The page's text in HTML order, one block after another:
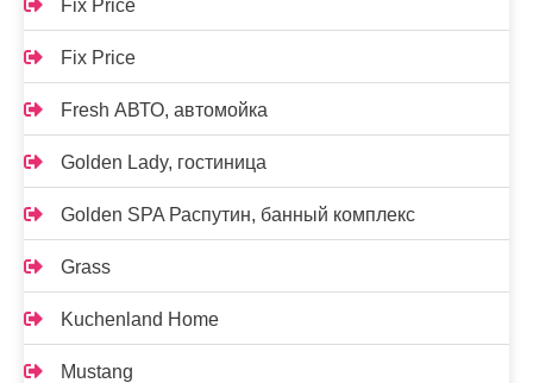
Fix Price
Fix Price
Fresh АВТО, автомойка
Golden Lady, гостиница
Golden SPA Распутин, банный комплекс
Grass
Kuchenland Home
Mustang